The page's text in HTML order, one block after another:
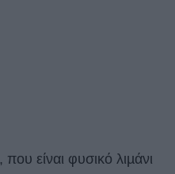
, που είναι φυσικό λιµάνι